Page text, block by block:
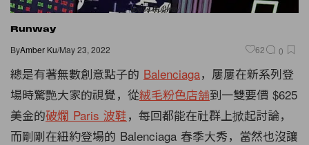
Vogue Runway
Runway
ByAmber Ku/May 23, 2022 62 0
總是有著無數創意點子的 Balenciaga，屢屢在新系列登
場時驚艷大家的視覺，從絨毛粉色店舖到一雙要價 $625
美金的破爛 Paris 波鞋，每回都能在社群上掀起討論，
而剛剛在紐約登場的 Balenciaga 春季大秀，當然也沒讓